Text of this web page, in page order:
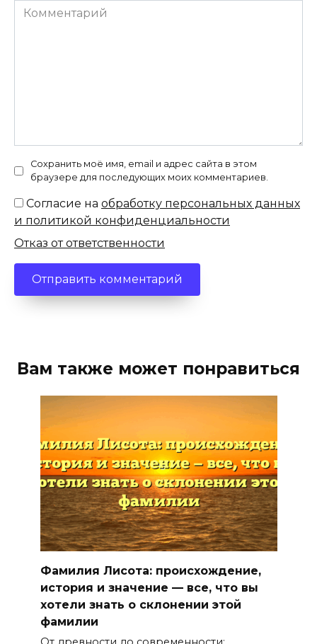
Комментарий
Сохранить моё имя, email и адрес сайта в этом
браузере для последующих моих комментариев.
Согласие на обработку персональных данных
и политикой конфиденциальности
Отказ от ответственности
Вам также может понравиться
Фамилия Лисота: происхождение,
история и значение — все, что вы
хотели знать о склонении этой
фамилии